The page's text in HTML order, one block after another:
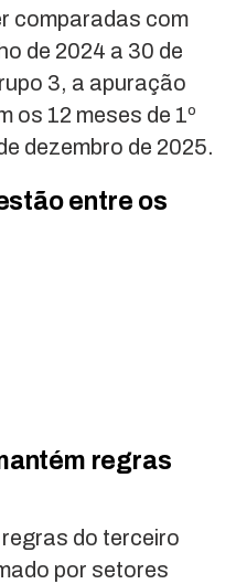
comparadas com
de 2024 a 30 de
3, a apuração
os 12 meses de 1º
dezembro de 2025.
entre os
regras
do terceiro
por setores